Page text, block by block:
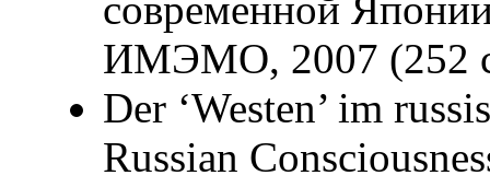
современной
ИМЭМО, 2007 (252
Der ‘Westen’ im
Russian